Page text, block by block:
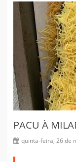
PACU À
quinta-feira, 26 de